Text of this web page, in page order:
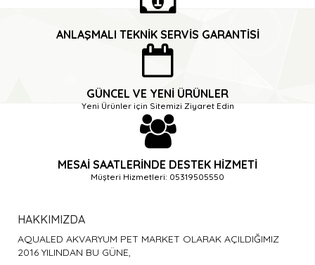
ANLAŞMALI TEKNIK SERVIS GARANTISI
GÜNCEL VE YENI ÜRÜNLER
Yeni Ürünler için Sitemizi Ziyaret Edin
MESAI SAATLERINDE DESTEK HIZMETI
Müşteri Hizmetleri: 05319505550
HAKKIMIZDA
AQUALED AKVARYUM PET MARKET OLARAK AÇILDIĞIMIZ
2016 YILINDAN BU GÜNE,